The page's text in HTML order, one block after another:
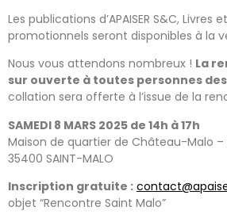
Les publications d’APAISER S&C, Livres
promotionnels seront disponibles à la
Nous vous attendons nombreux ! La
sur ouverte à toutes personnes
collation sera offerte à l’issue de la
SAMEDI 8 MARS 2025 de 14h à 17h
Maison de quartier de Château-Malo –
35400 SAINT-MALO
Inscription gratuite :
objet “Rencontre Saint Malo”